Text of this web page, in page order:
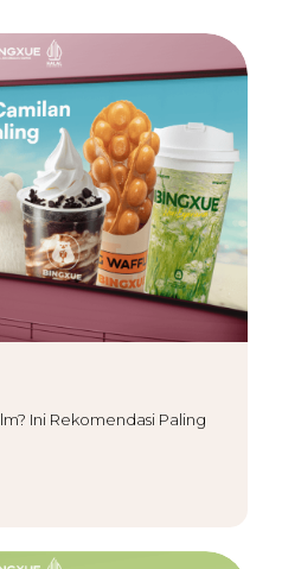
Ini Rekomendasi Paling